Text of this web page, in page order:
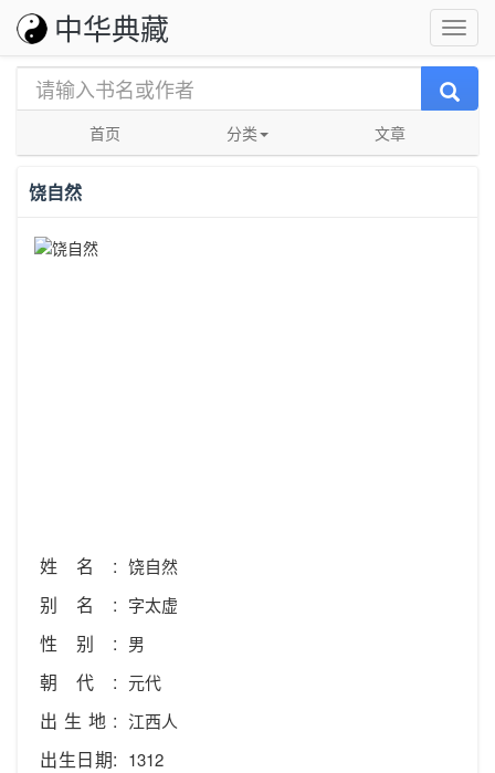
中华典藏
首页 分类 文章
饶自然
姓名: 饶自然
别名: 字太虚
性别: 男
朝代: 元代
出生地: 江西人
出生日期: 1312